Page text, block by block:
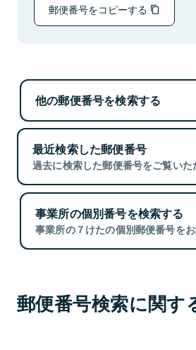
郵便番号をコピーする
他の郵便番号を検索する
最近検索した郵便番号
過去に検索した郵便番号をご覧いた
事業所の個別番号を検索する
事業所の７けたの個別郵便番号をお
郵便番号検索に関す